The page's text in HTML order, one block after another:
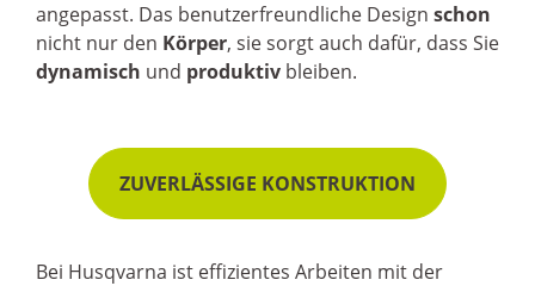
angepasst. Das benutzerfreundliche Design schon
nicht nur den Körper, sie sorgt auch dafür, dass Sie
dynamisch und produktiv bleiben.
ZUVERLÄSSIGE KONSTRUKTION
Bei Husqvarna ist effizientes Arbeiten mit der